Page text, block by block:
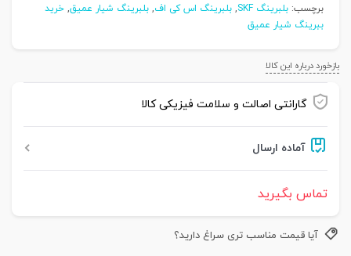
برچسب: بلبرینگ SKF , بلبرینگ اس کی اف, بلبرینگ شیار عمیق, خرید
ببرینگ شیار عمیق
بازخورد درباره این کالا
گارانتی اصالت و سلامت فیزیکی کالا
آماده ارسال
تماس بگیرید
آیا قیمت مناسب تری سراغ دارید؟